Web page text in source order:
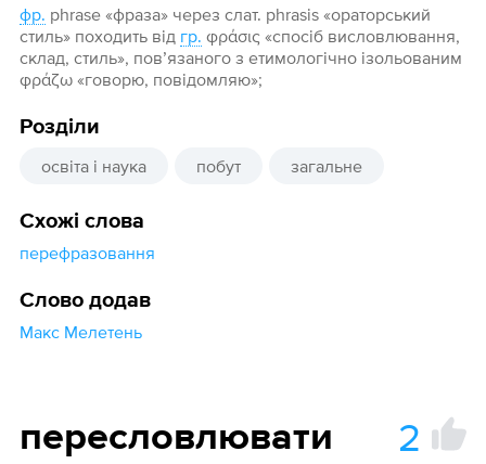
фр. phrase «фраза» через слат. phrasis «ораторський
стиль» походить від гр. φράσις «спосіб висловлювання,
склад, стиль», пов’язаного з етимологічно ізольованим
φράζω «говорю, повідомляю»;
Розділи
освіта і наука побут загальне
Схожі слова
перефразовання
Слово додав
Макс Мелетень
пересловлювати 2